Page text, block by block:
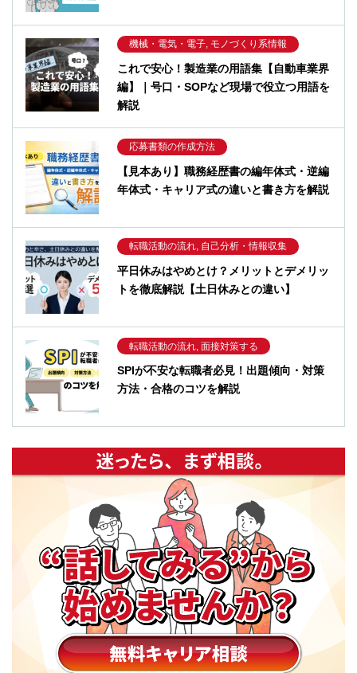
機械・電気・電子, モノづくり系情報
これで安心！製造業の用語集【自動車業界
編】｜号口・SOPなど現場で役立つ用語を
解説
応募書類の作成方法
【見本あり】職務経歴書の編年体式・逆編
年体式・キャリア式の違いと書き方を解説
転職活動の流れ, 自己分析・情報収集
平日休みはやめとけ？メリットとデメリッ
トを徹底解説【土日休みとの違い】
転職活動の流れ, 面接対策する
SPIが不安な転職者必見！出題傾向・対策
方法・合格のコツを解説